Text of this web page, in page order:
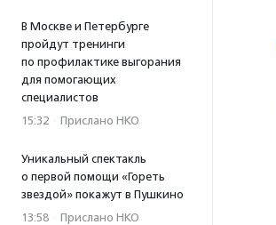
В Москве и Петербурге
пройдут тренинги
по профилактике выгорания
для помогающих
специалистов
15:32 · Прислано НКО
Уникальный спектакль
о первой помощи «Гореть
звездой» покажут в Пушкино
13:58 · Прислано НКО